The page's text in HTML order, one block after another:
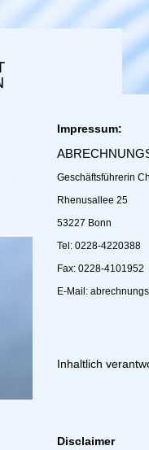
Impressum:
Geschäftsführerin
Rhenusallee 25
53227 Bonn
Tel: 0228-4220388
Fax: 0228-4101952
E-Mail:
Inhaltlich
Disclaimer